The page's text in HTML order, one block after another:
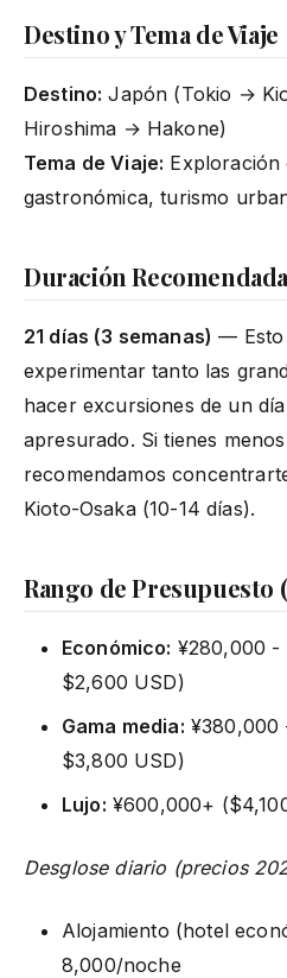
Destino y Tema de Viaje
Destino: Japón (Tokio →
Hiroshima → Hakone)
Tema de Viaje:
gastronómica, turismo
Duración Recomendada
21 días (3 semanas) — Esto
experimentar tanto las
hacer excursiones de un
apresurado. Si tienes
recomendamos
Kioto-Osaka (10-14 días).
Rango de Presupuesto
Económico: ¥280,000 -
$2,600 USD)
Gama media: ¥380,000
$3,800 USD)
Lujo: ¥600,000+
Desglose diario (precios
Alojamiento (hotel
8,000/noche